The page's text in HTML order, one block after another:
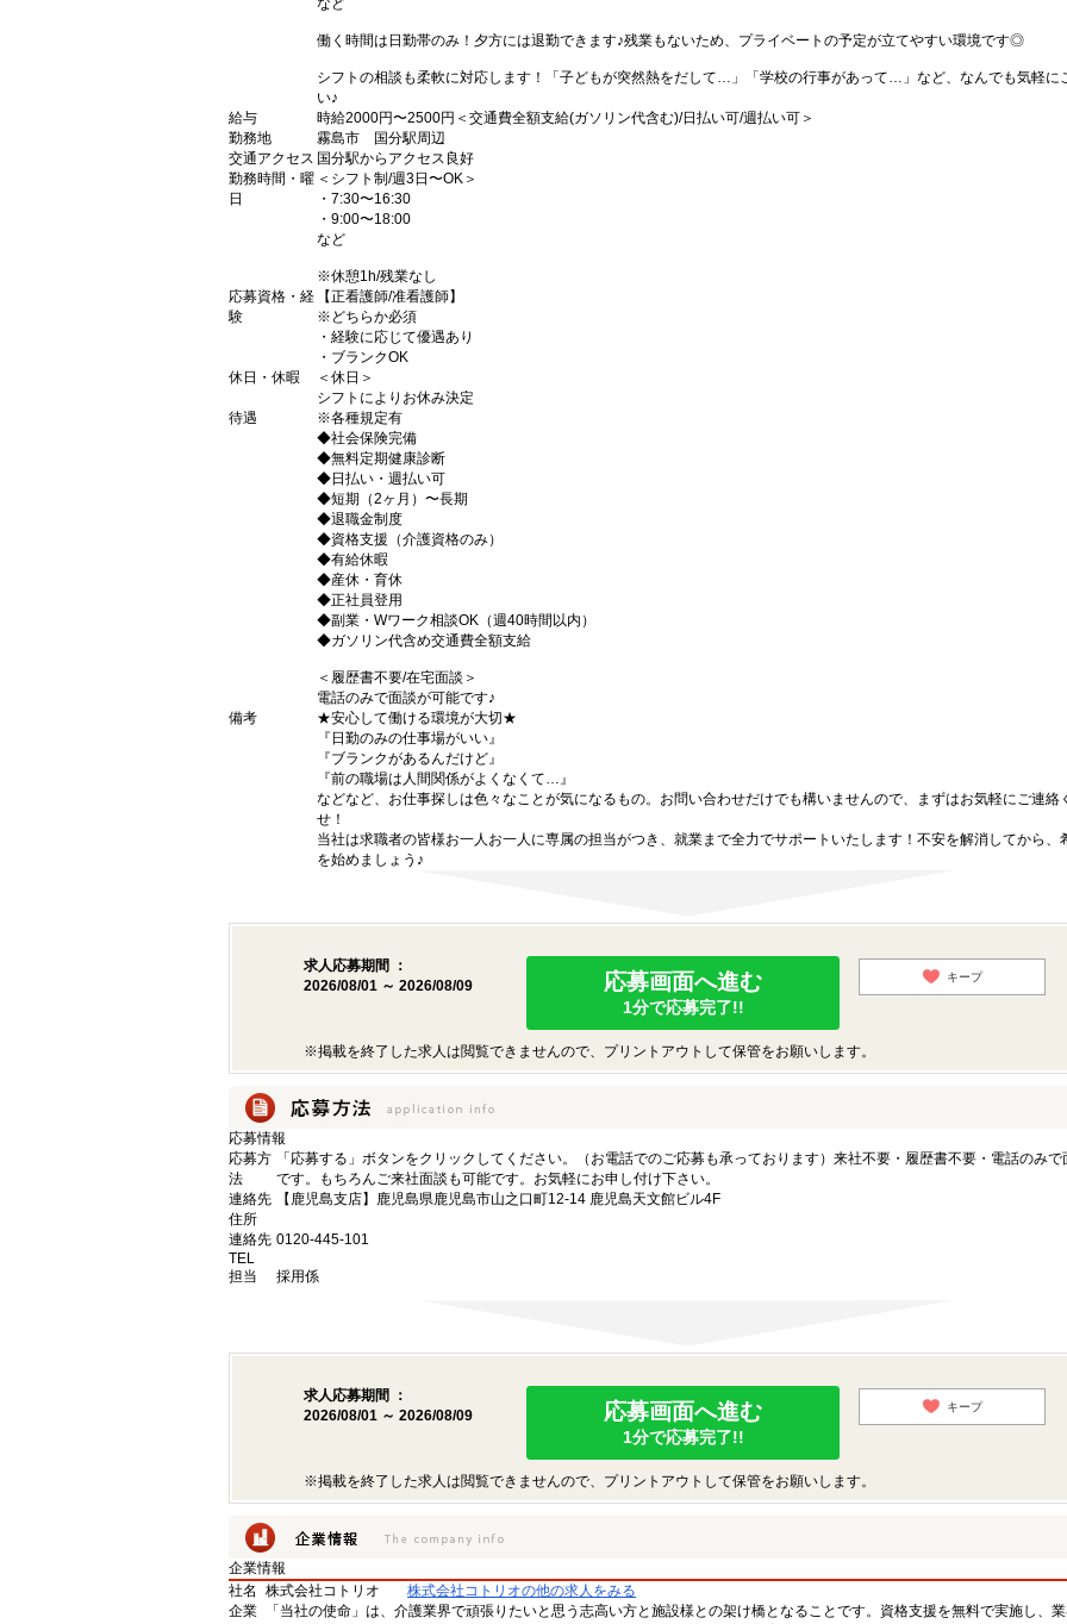
など
働く時間は日勤帯のみ！夕方には退勤できます♪残業もないため、プライベートの予定が立てやすい環境です◎
シフトの相談も柔軟に対応します！「子どもが突然熱をだして…」「学校の行事があって…」など、なんでも気軽に
い♪
給与
時給2000円〜2500円＜交通費全額支給(ガソリン代含む)/日払い可/週払い可＞
勤務地
霧島市 国分駅周辺
交通アクセス 国分駅からアクセス良好
勤務時間・曜
日
＜シフト制/週3日〜OK＞
・7:30〜16:30
・9:00〜18:00
など
※休憩1h/残業なし
応募資格・経
験
【正看護師/准看護師】
※どちらか必須
・経験に応じて優遇あり
・ブランクOK
休日・休暇
＜休日＞
シフトによりお休み決定
待遇
※各種規定有
◆社会保険完備
◆無料定期健康診断
◆日払い・週払い可
◆短期（2ヶ月）〜長期
◆退職金制度
◆資格支援（介護資格のみ）
◆有給休暇
◆産休・育休
◆正社員登用
◆副業・Wワーク相談OK（週40時間以内）
◆ガソリン代含め交通費全額支給
＜履歴書不要/在宅面談＞
電話のみで面談が可能です♪
備考
★安心して働ける環境が大切★
『日勤のみの仕事場がいい』
『ブランクがあるんだけど』
『前の職場は人間関係がよくなくて…』
などなど、お仕事探しは色々なことが気になるもの。お問い合わせだけでも構いませんので、まずはお気軽にご連絡
せ！
当社は求職者の皆様お一人お一人に専属の担当がつき、就業まで全力でサポートいたします！不安を解消してから、
を始めましょう♪
求人応募期間 ：
2026/08/01 ～ 2026/08/09
応募画面へ進む
1分で応募完了!!
キープ
※掲載を終了した求人は閲覧できませんので、プリントアウトして保管をお願いします。
応募情報
応募方
法
「応募する」ボタンをクリックしてください。（お電話でのご応募も承っております）来社不要・履歴書不要・電話のみで
です。もちろんご来社面談も可能です。お気軽にお申し付け下さい。
連絡先
住所
【鹿児島支店】鹿児島県鹿児島市山之口町12-14 鹿児島天文館ビル4F
連絡先
TEL
0120-445-101
担当 採用係
求人応募期間 ：
2026/08/01 ～ 2026/08/09
応募画面へ進む
1分で応募完了!!
キープ
※掲載を終了した求人は閲覧できませんので、プリントアウトして保管をお願いします。
企業情報
社名
株式会社コトリオ
株式会社コトリオの他の求人をみる
企業
「当社の使命」は、介護業界で頑張りたいと思う志高い方と施設様との架け橋となることです。資格支援を無料で実施し、